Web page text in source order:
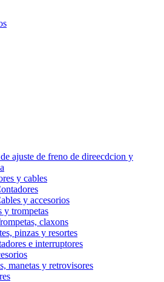
ajuste de freno de direecdcion y
y cables
y accesorios
y trompetas
claxons
pinzas y resortes
e interruptores
manetas y retrovisores